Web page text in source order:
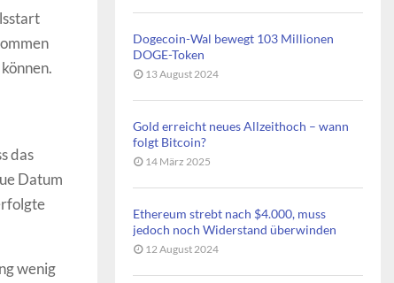
das
Datum
wenig
Dogecoin-Wal bewegt 103 Millionen
DOGE-Token
13 August 2024
Gold erreicht neues Allzeithoch – wann
folgt Bitcoin?
14 März 2025
Ethereum strebt nach $4.000, muss
jedoch noch Widerstand überwinden
12 August 2024